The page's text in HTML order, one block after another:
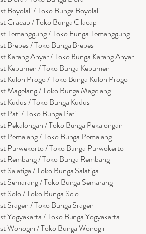
Boyolali / Toko Bunga Boyolali
Cilacap / Toko Bunga Cilacap
Temanggung / Toko Bunga Temanggung
Brebes / Toko Bunga Brebes
Karang Anyar / Toko Bunga Karang Anyar
Kebumen / Toko Bunga Kebumen
Kulon Progo / Toko Bunga Kulon Progo
Magelang / Toko Bunga Magelang
Kudus / Toko Bunga Kudus
Pati / Toko Bunga Pati
Pekalongan / Toko Bunga Pekalongan
Pemalang / Toko Bunga Pemalang
Purwekorto / Toko Bunga Purwokerto
Rembang / Toko Bunga Rembang
Salatiga / Toko Bunga Salatiga
Semarang / Toko Bunga Semarang
Solo / Toko Bunga Solo
Sragen / Toko Bunga Sragen
Yogyakarta / Toko Bunga Yogyakarta
Wonogiri / Toko Bunga Wonogiri